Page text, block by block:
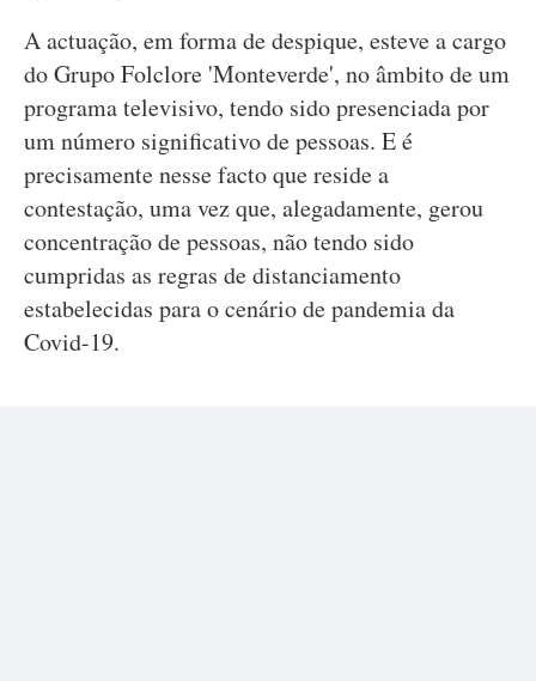
A actuação, em forma de despique, esteve a cargo
do Grupo Folclore 'Monteverde', no âmbito de um
programa televisivo, tendo sido presenciada por
um número significativo de pessoas. E é
precisamente nesse facto que reside a
contestação, uma vez que, alegadamente, gerou
concentração de pessoas, não tendo sido
cumpridas as regras de distanciamento
estabelecidas para o cenário de pandemia da
Covid-19.